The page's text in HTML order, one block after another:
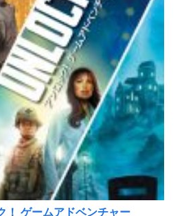
！ ゲームアドベンチャー